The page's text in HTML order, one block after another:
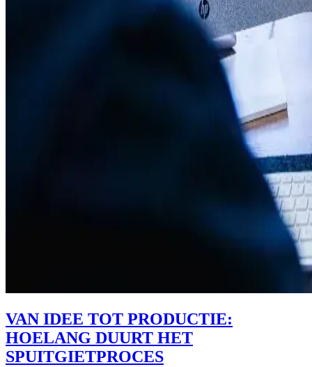
VAN IDEE TOT PRODUCTIE:
HOELANG DUURT HET
SPUITGIETPROCES